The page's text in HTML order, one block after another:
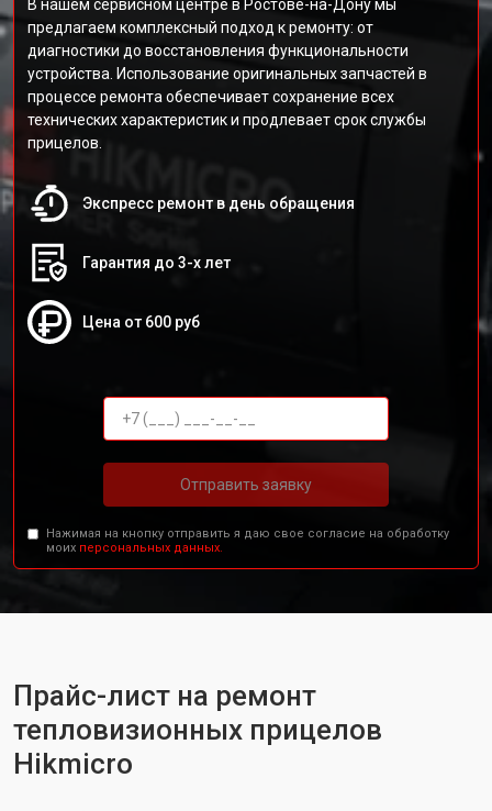
В нашем сервисном центре в Ростове-на-Дону мы
предлагаем комплексный подход к ремонту: от
диагностики до восстановления функциональности
устройства. Использование оригинальных запчастей в
процессе ремонта обеспечивает сохранение всех
технических характеристик и продлевает срок службы
прицелов.
Экспресс ремонт в день обращения
Гарантия до 3-х лет
Цена от 600 руб
Отправить заявку
Нажимая на кнопку отправить я даю свое согласие на обработку
моих персональных данных.
Прайс-лист на ремонт
тепловизионных прицелов
Hikmicro